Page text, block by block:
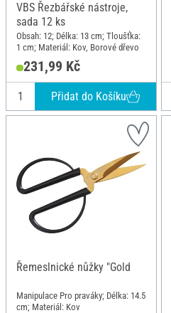
VBS Řezbářské nástroje,
sada 12 ks
Obsah: 12; Délka: 13 cm; Tloušťka:
1 cm; Materiál: Kov, Borové dřevo
231,99 Kč
Přidat do Košíku
Řemeslnické nůžky "Gold
Manipulace Pro praváky; Délka: 14.5
cm; Materiál: Kov